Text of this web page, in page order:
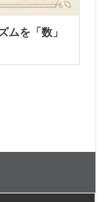
ムを「数」